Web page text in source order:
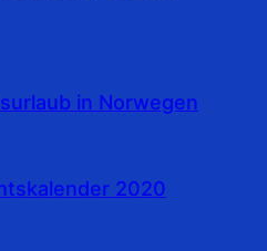
in Norwegen
2020